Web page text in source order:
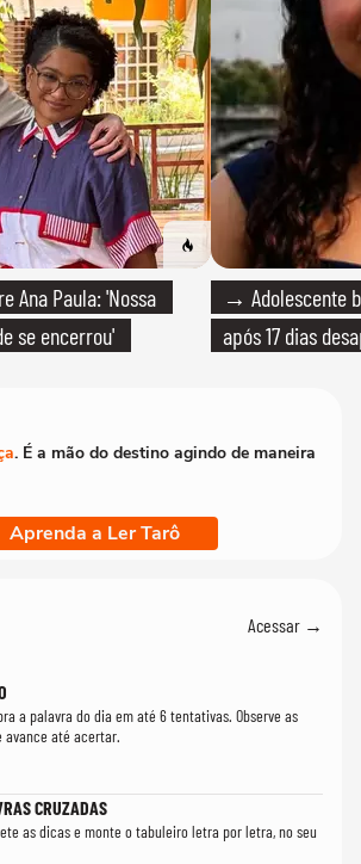
Ana Paula: 'Nossa
se encerrou'
→ Adolescente
após 17 dias
. É a mão do destino agindo de maneira
Aprenda a Ler Tarô
Acessar →
a palavra do dia em até 6 tentativas. Observe as
avance até acertar.
CRUZADAS
as dicas e monte o tabuleiro letra por letra, no seu